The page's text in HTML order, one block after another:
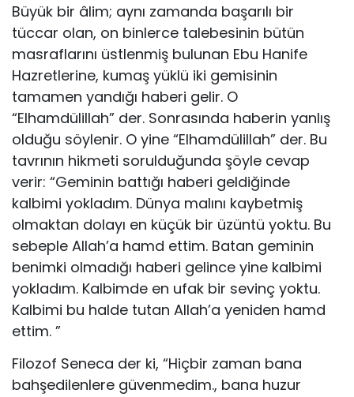
Büyük bir âlim; aynı zamanda başarılı bir
tüccar olan, on binlerce talebesinin bütün
masraflarını üstlenmiş bulunan Ebu Hanife
Hazretlerine, kumaş yüklü iki gemisinin
tamamen yandığı haberi gelir. O
“Elhamdülillah” der. Sonrasında haberin yanlış
olduğu söylenir. O yine “Elhamdülillah” der. Bu
tavrının hikmeti sorulduğunda şöyle cevap
verir: “Geminin battığı haberi geldiğinde
kalbimi yokladım. Dünya malını kaybetmiş
olmaktan dolayı en küçük bir üzüntü yoktu. Bu
sebeple Allah’a hamd ettim. Batan geminin
benimki olmadığı haberi gelince yine kalbimi
yokladım. Kalbimde en ufak bir sevinç yoktu.
Kalbimi bu halde tutan Allah’a yeniden hamd
ettim. ”
Filozof Seneca der ki, “Hiçbir zaman bana
bahşedilenlere güvenmedim., bana huzur